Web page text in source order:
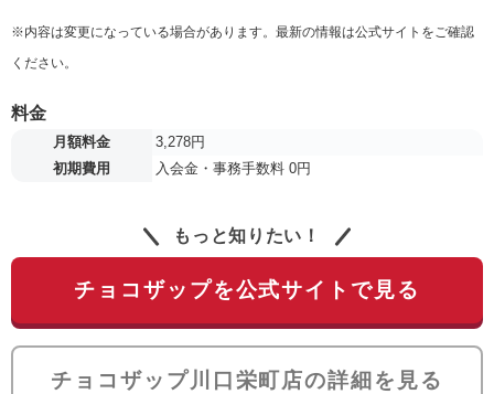
※内容は変更になっている場合があります。最新の情報は公式サイトをご確認
ください。
料金
月額料金
3,278円
初期費用
入会金・事務手数料 0円
もっと知りたい！
チョコザップを公式サイトで見る
チョコザップ川口栄町店の詳細を見る